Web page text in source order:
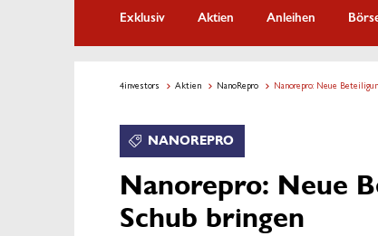
Exklusiv Aktien Anleihen
4investors Aktien NanoRepro Nanorepro: Neue
NANOREPRO
Nanorepro: Neue
Schub bringen